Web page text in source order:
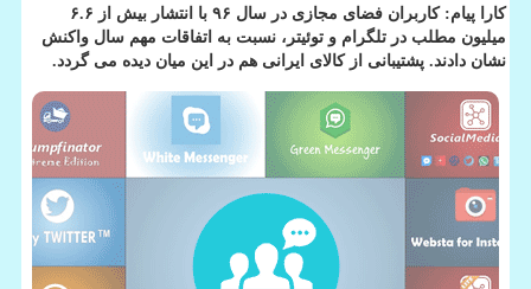
كارا پیام: كاربران فضای مجازی در سال ۹۶ با انتشار بیش از ۶.۶
میلیون مطلب در تلگرام و توئیتر، نسبت به اتفاقات مهم سال واكنش
نشان دادند. پشتیبانی از كالای ایرانی هم در این میان دیده می گردد.